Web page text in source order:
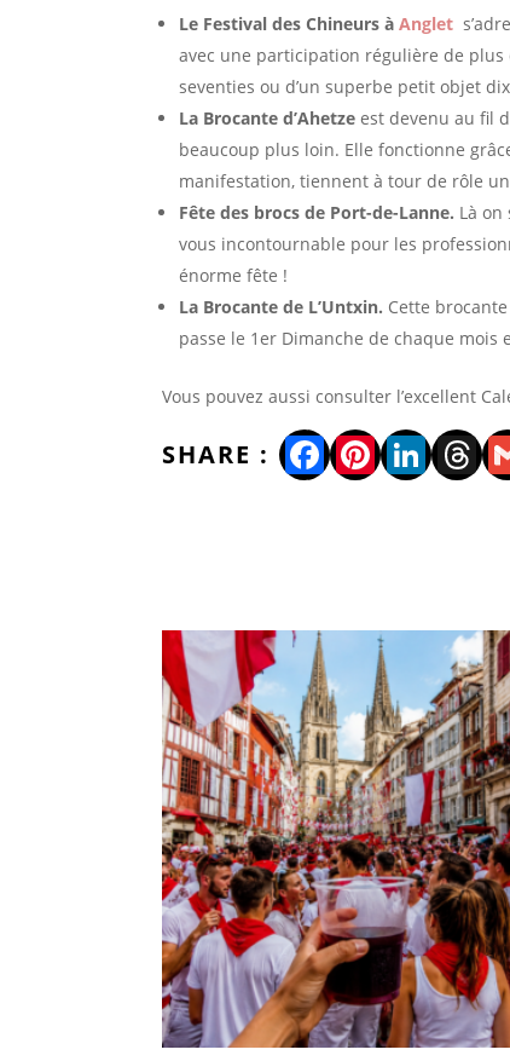
Le Festival des Chineurs àAnglet
avec une participation régulière de plus
seventies ou d’un superbe petit objet
La Brocante d’Ahetzeest devenu au fil
beaucoup plus loin. Elle fonctionne
manifestation, tiennent à tour de rôle
Fête des brocs de Port-de-Lanne. Là
vous incontournable pour les
énorme fête !
La Brocante de L’Untxin. Cette
passe le 1er Dimanche de chaque
Vous pouvez aussi consulter l’excellent
Facebook
Pinterest